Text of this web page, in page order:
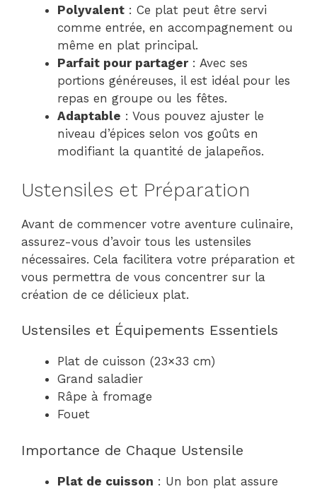
Polyvalent : Ce plat peut être servi
comme entrée, en accompagnement ou
même en plat principal.
Parfait pour partager: Avec ses
portions généreuses, il est idéal pour les
repas en groupe ou les fêtes.
Adaptable : Vous pouvez ajuster le
niveau d’épices selon vos goûts en
modifiant la quantité de jalapeños.
Ustensiles et Préparation
Avant de commencer votre aventure culinaire,
assurez-vous d’avoir tous les ustensiles
nécessaires. Cela facilitera votre préparation et
vous permettra de vous concentrer sur la
création de ce délicieux plat.
Ustensiles et Équipements Essentiels
Plat de cuisson (23×33 cm)
Grand saladier
Râpe à fromage
Fouet
Importance de Chaque Ustensile
Plat de cuisson : Un bon plat assure